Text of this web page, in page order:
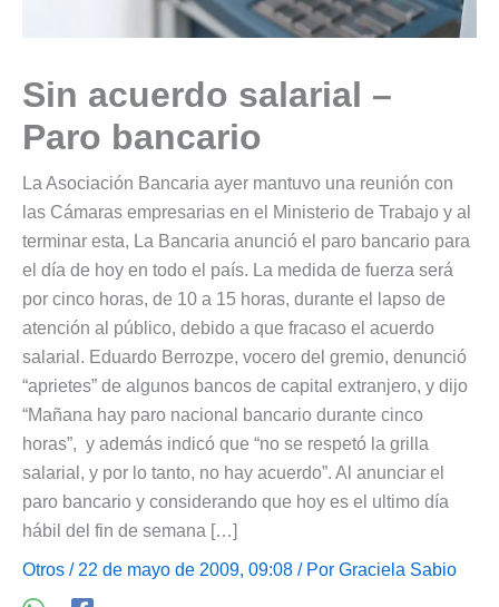
Sin acuerdo salarial –
Paro bancario
La Asociación Bancaria ayer mantuvo una reunión con
las Cámaras empresarias en el Ministerio de Trabajo y al
terminar esta, La Bancaria anunció el paro bancario para
el día de hoy en todo el país. La medida de fuerza será
por cinco horas, de 10 a 15 horas, durante el lapso de
atención al público, debido a que fracaso el acuerdo
salarial. Eduardo Berrozpe, vocero del gremio, denunció
“aprietes” de algunos bancos de capital extranjero, y dijo
“Mañana hay paro nacional bancario durante cinco
horas”, y además indicó que “no se respetó la grilla
salarial, y por lo tanto, no hay acuerdo”. Al anunciar el
paro bancario y considerando que hoy es el ultimo día
hábil del fin de semana […]
Otros / 22 de mayo de 2009, 09:08 / Por Graciela Sabio